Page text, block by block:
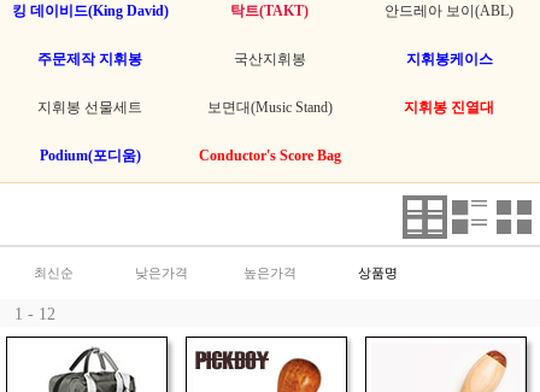
킹 데이비드(King David) 탁트(TAKT) 안드레아 보이(ABL)
주문제작 지휘봉 국산지휘봉 지휘봉케이스
지휘봉 선물세트 보면대(Music Stand) 지휘봉 진열대
Podium(포디움) Conductor's Score Bag
최신순 낮은가격 높은가격 상품명
1 - 12